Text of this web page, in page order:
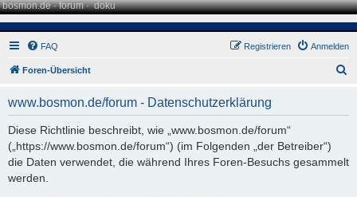
bosmon.de·forum·doku
FAQ Anmelden
Registrieren
Foren-Übersicht
www.bosmon.de/forum - Datenschutzerklärung
Diese Richtlinie beschreibt, wie „www.bosmon.de/forum“
(„https://www.bosmon.de/forum“) (im Folgenden „der Betreiber“)
die Daten verwendet, die während Ihres Foren-Besuchs gesammelt
werden.